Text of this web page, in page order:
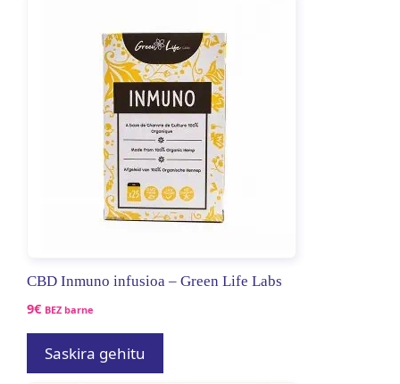
CBD Inmuno infusioa – Green Life Labs
9€ BEZ barne
Saskira gehitu